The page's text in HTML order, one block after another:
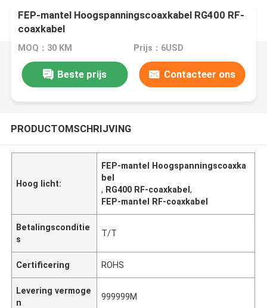
FEP-mantel Hoogspanningscoaxkabel RG400 RF-
coaxkabel
MOQ：30 KM Prijs：6USD
Beste prijs Contacteer ons
PRODUCTOMSCHRIJVING
Hoog licht:
FEP-mantel Hoogspanningscoaxka
bel
, RG400 RF-coaxkabel,
FEP-mantel RF-coaxkabel
Betalingsconditie
s
T/T
Certificering ROHS
Levering vermoge
n
999999M